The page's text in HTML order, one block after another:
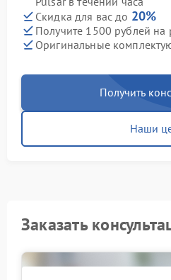
Скидка для вас до 20%
Получите 1500 рублей на
Оригинальные
Получить
Наши
Заказать